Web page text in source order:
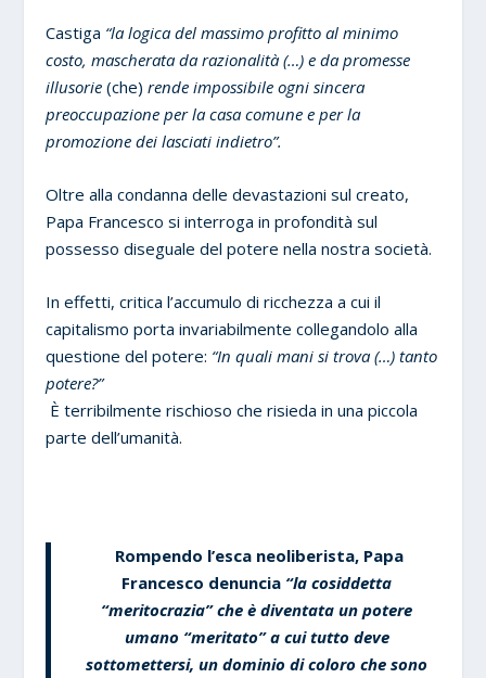
Castiga “la logica del massimo profitto al minimo
costo, mascherata da razionalità (…) e da promesse
illusorie(che)rende impossibile ogni sincera
preoccupazione per la casa comune e per la
promozione dei lasciati indietro”.
Oltre alla condanna delle devastazioni sul creato,
Papa Francesco si interroga in profondità sul
possesso diseguale del potere nella nostra società.
In effetti, critica l’accumulo di ricchezza a cui il
capitalismo porta invariabilmente collegandolo alla
questione del potere: “In quali mani si trova (…) tanto
potere?”
È terribilmente rischioso che risieda in una piccola
parte dell’umanità.
Rompendo l’esca neoliberista, Papa
Francesco denuncia “la cosiddetta
“meritocrazia” che è diventata un potere
umano “meritato” a cui tutto deve
sottomettersi, un dominio di coloro che sono